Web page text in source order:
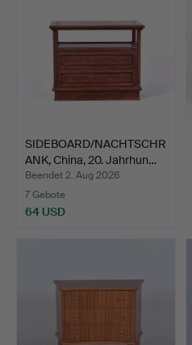
SIDEBOARD/NACHTSCHR
ANK, China, 20. Jahrhun…
Beendet 2. Aug 2026
7 Gebote
64 USD